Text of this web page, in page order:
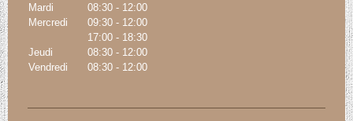
Mardi
08:30 - 12:00
Mercredi
09:30 - 12:00
17:00 - 18:30
Jeudi
08:30 - 12:00
Vendredi
08:30 - 12:00